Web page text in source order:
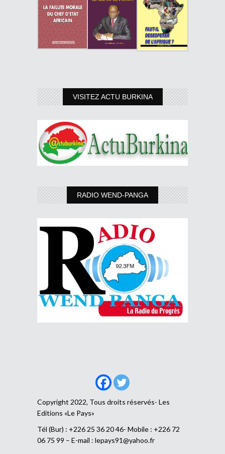
VISITEZ ACTU BURKINA
RADIO WEND-PANGA
Copyright 2022, Tous droits réservés- Les
Editions «Le Pays»
Tél (Bur) : +226 25 36 20 46- Mobile : +226 72
06 75 99 – E-mail : lepays91@yahoo.fr